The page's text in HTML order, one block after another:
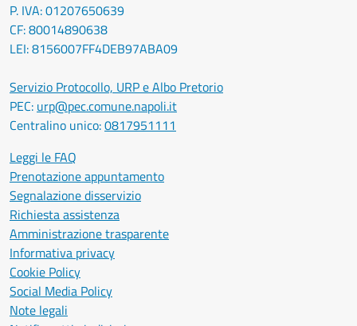
P. IVA: 01207650639
CF: 80014890638
LEI: 8156007FF4DEB97ABA09
Servizio Protocollo, URP e Albo Pretorio
PEC: urp@pec.comune.napoli.it
Centralino unico:0817951111
Leggi le FAQ
Prenotazione appuntamento
Segnalazione disservizio
Richiesta assistenza
Amministrazione trasparente
Informativa privacy
Cookie Policy
Social Media Policy
Note legali